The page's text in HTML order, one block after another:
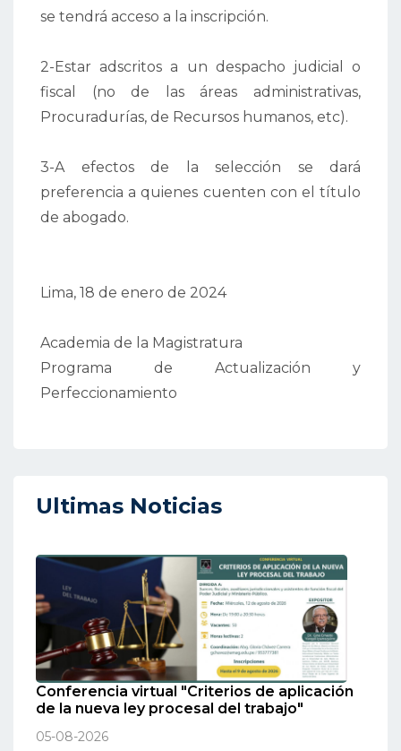
se tendrá acceso a la inscripción.
2-Estar adscritos a un despacho judicial o
fiscal (no de las áreas administrativas,
Procuradurías, de Recursos humanos, etc).
3-A efectos de la selección se dará
preferencia a quienes cuenten con el título
de abogado.
Lima, 18 de enero de 2024
Academia de la Magistratura
Programa de Actualización y
Perfeccionamiento
Ultimas Noticias
Conferencia virtual "Criterios de aplicación
de la nueva ley procesal del trabajo"
05-08-2026